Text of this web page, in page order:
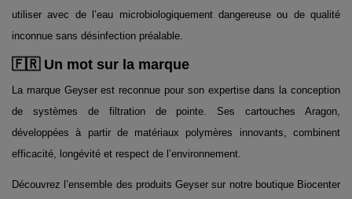
utiliser avec de l’eau microbiologiquement dangereuse ou de qualité
inconnue sans désinfection préalable.
🇫🇷 Un mot sur la marque
La marque Geyser est reconnue pour son expertise dans la conception
de systèmes de filtration de pointe. Ses cartouches Aragon,
développées à partir de matériaux polymères innovants, combinent
efficacité, longévité et respect de l’environnement.
Découvrez l’ensemble des produits Geyser sur notre boutique Biocenter